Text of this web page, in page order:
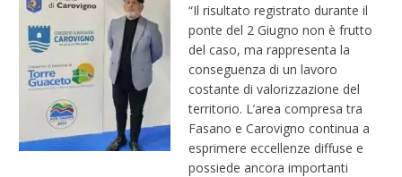
“Il risultato registrato durante il
ponte del 2 Giugno non è frutto
del caso, ma rappresenta la
conseguenza di un lavoro
costante di valorizzazione del
territorio. L’area compresa tra
Fasano e Carovigno continua a
esprimere eccellenze diffuse e
possiede ancora importanti